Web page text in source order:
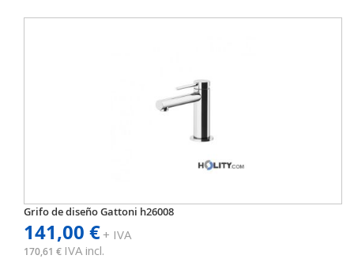
Grifo de diseño Gattoni h26008
141,00 €+ IVA
170,61 € IVA incl.